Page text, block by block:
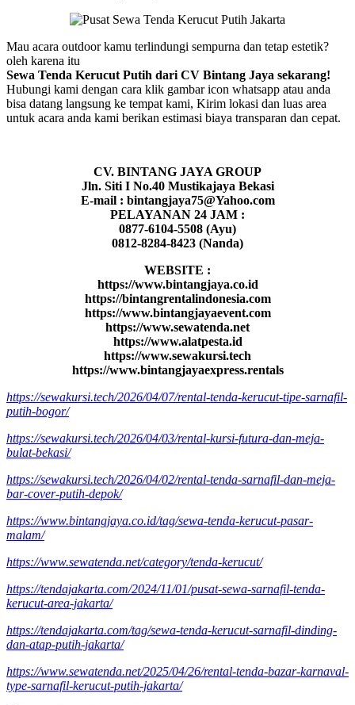
Mau acara outdoor kamu terlindungi sempurna dan tetap estetik?
oleh karena itu
Sewa Tenda Kerucut Putih dari CV Bintang Jaya sekarang!
Hubungi kami dengan cara klik gambar icon whatsapp atau anda
bisa datang langsung ke tempat kami, Kirim lokasi dan luas area
untuk acara anda kami berikan estimasi biaya transparan dan cepat.
CV. BINTANG JAYA GROUP
Jln. Siti I No.40 Mustikajaya Bekasi
E-mail : bintangjaya75@Yahoo.com
PELAYANAN 24 JAM :
0877-6104-5508 (Ayu)
0812-8284-8423 (Nanda)
WEBSITE :
https://www.bintangjaya.co.id
https://bintangrentalindonesia.com
https://www.bintangjayaevent.com
https://www.sewatenda.net
https://www.alatpesta.id
https://www.sewakursi.tech
https://www.bintangjayaexpress.rentals
https://sewakursi.tech/2026/04/07/rental-tenda-kerucut-tipe-sarnafil-
putih-bogor/
https://sewakursi.tech/2026/04/03/rental-kursi-futura-dan-meja-
bulat-bekasi/
https://sewakursi.tech/2026/04/02/rental-tenda-sarnafil-dan-meja-
bar-cover-putih-depok/
https://www.bintangjaya.co.id/tag/sewa-tenda-kerucut-pasar-
malam/
https://www.sewatenda.net/category/tenda-kerucut/
https://tendajakarta.com/2024/11/01/pusat-sewa-sarnafil-tenda-
kerucut-area-jakarta/
https://tendajakarta.com/tag/sewa-tenda-kerucut-sarnafil-dinding-
dan-atap-putih-jakarta/
https://www.sewatenda.net/2025/04/26/rental-tenda-bazar-karnaval-
type-sarnafil-kerucut-putih-jakarta/